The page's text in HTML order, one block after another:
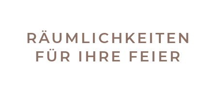
RÄUMLICHKEITEN
FÜR IHRE FEIER